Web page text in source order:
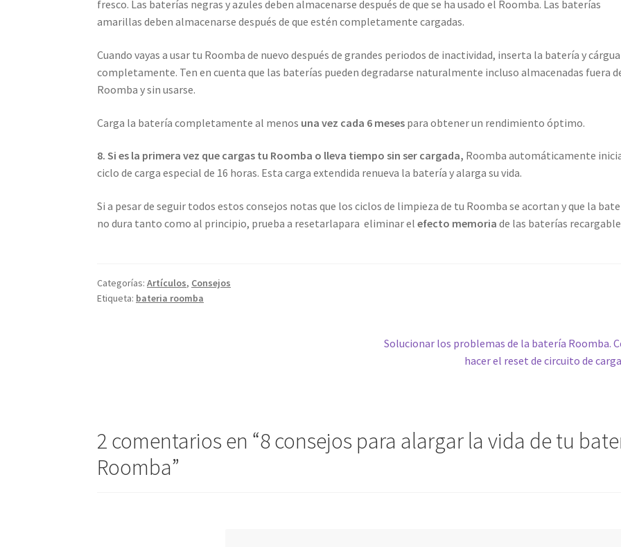
fresco. Las baterías negras y azules deben almacenarse después de que se ha usado el Roomba. Las baterías
amarillas deben almacenarse después de que estén completamente cargadas.
Cuando vayas a usar tu Roomba de nuevo después de grandes periodos de inactividad, inserta la batería y
completamente. Ten en cuenta que las baterías pueden degradarse naturalmente incluso almacenadas fuera
Roomba y sin usarse.
Carga la batería completamente al menos una vez cada 6 meses para obtener un rendimiento óptimo.
8. Si es la primera vez que cargas tu Roomba o lleva tiempo sin ser cargada, Roomba automáticamente
ciclo de carga especial de 16 horas. Esta carga extendida renueva la batería y alarga su vida.
Si a pesar de seguir todos estos consejos notas que los ciclos de limpieza de tu Roomba se acortan y que la
no dura tanto como al principio, prueba a resetarlapara eliminar elefecto memoria de las baterías
Categorías:Artículos, Consejos
Etiqueta: bateria roomba
Siguiente:
Solucionar los problemas de la batería Roomba.
hacer el reset de circuito de
2 comentarios en “8 consejos para alargar la vida de tu
Roomba”